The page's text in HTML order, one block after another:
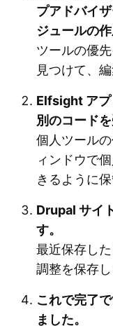
プアドバイ
ジュールの
ツールの優
見つけて、
Elfsight アプ
別のコードを
個人ツール
ィンドウで
きるように
Drupal サイ
す。
最近保存し
調整を保存し
これで完了
ました。